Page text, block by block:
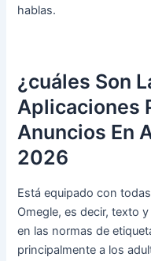
hablas.
¿cuáles Son
Aplicaciones
Anuncios En
2026
Está equipado con
Omegle, es decir, texto
en las normas de
principalmente a los